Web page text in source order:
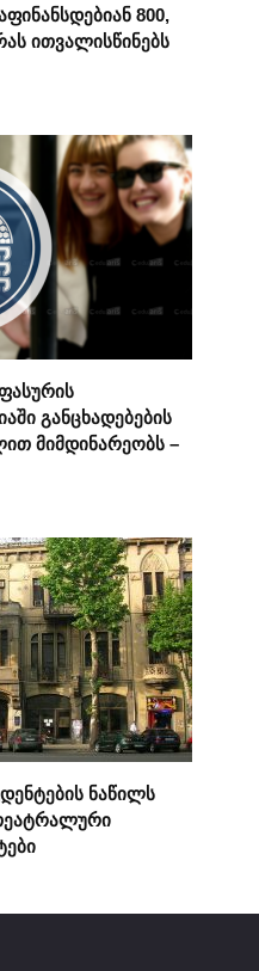
800,
ითვალისწინებს
განცხადებების
მიმდინარეობს –
ნაწილს